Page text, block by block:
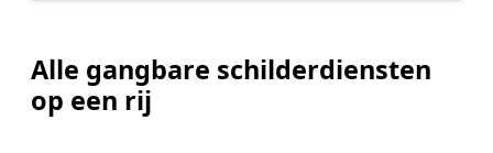
Alle gangbare schilderdiensten
op een rij